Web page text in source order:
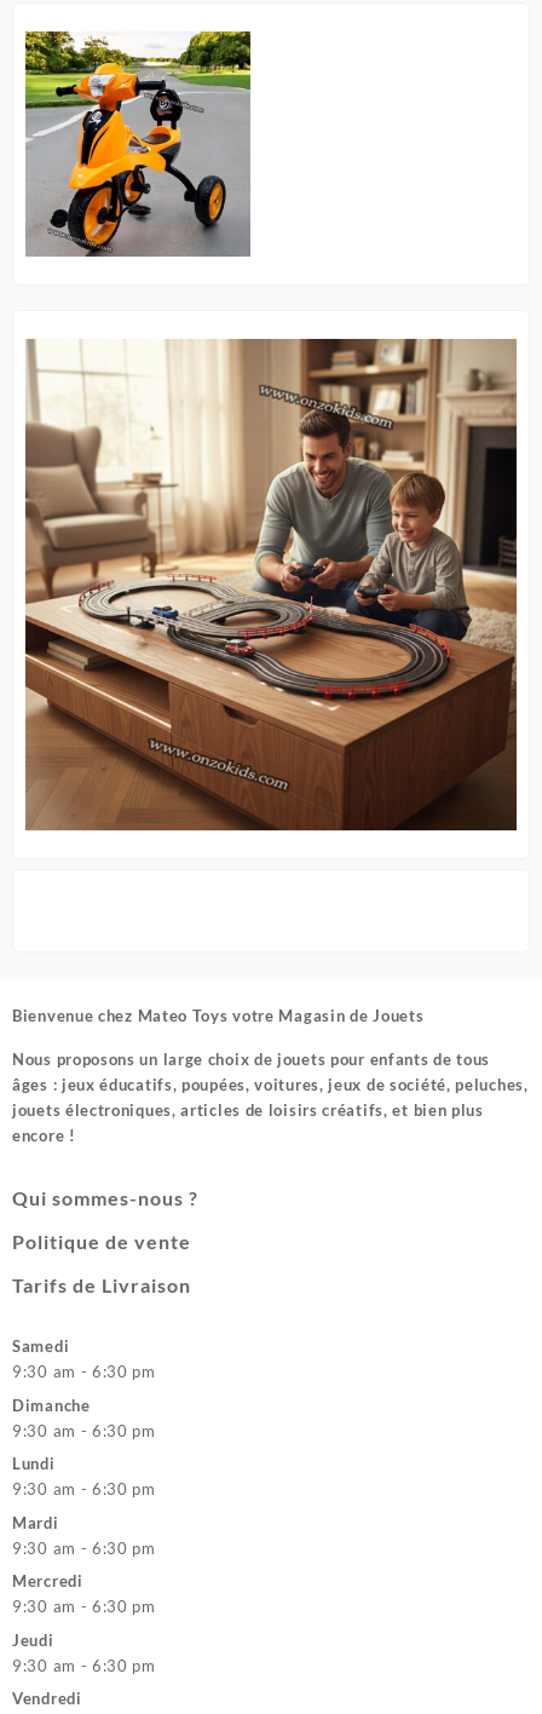
Bienvenue chez Mateo Toys votre Magasin de Jouets
Nous proposons un large choix de jouets pour enfants de tous
âges : jeux éducatifs, poupées, voitures, jeux de société, peluches,
jouets électroniques, articles de loisirs créatifs, et bien plus
encore !
Qui sommes-nous ?
Politique de vente
Tarifs de Livraison
Samedi
9:30 am - 6:30 pm
Dimanche
9:30 am - 6:30 pm
Lundi
9:30 am - 6:30 pm
Mardi
9:30 am - 6:30 pm
Mercredi
9:30 am - 6:30 pm
Jeudi
9:30 am - 6:30 pm
Vendredi